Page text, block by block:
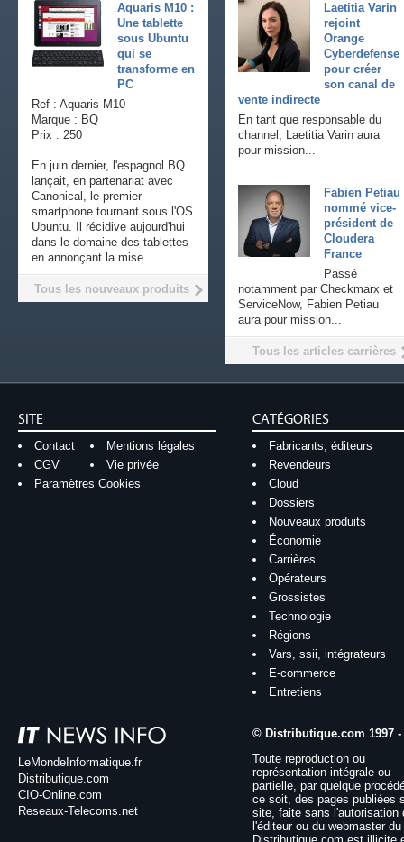
Laetitia Varin
rejoint
Orange
Cyberdefense
pour créer
son canal de
vente indirecte
En tant que responsable du
channel, Laetitia Varin aura
pour mission...
Fabien Petiau
nommé vice-
président de
Cloudera
France
Passé
notamment par Checkmarx et
ServiceNow, Fabien Petiau
aura pour mission...
Tous les articles carrières
Aquaris M10 :
Une tablette
sous Ubuntu
qui se
transforme en
PC
Ref : Aquaris M10
Marque : BQ
Prix : 250
En juin dernier, l'espagnol BQ
lançait, en partenariat avec
Canonical, le premier
smartphone tournant sous l'OS
Ubuntu. Il récidive aujourd'hui
dans le domaine des tablettes
en annonçant la mise...
Tous les nouveaux produits
SITE
Contact
Mentions légales
CGV
Vie privée
Paramètres Cookies
CATÉGORIES
Fabricants, éditeurs
Revendeurs
Cloud
Dossiers
Nouveaux produits
Économie
Carrières
Opérateurs
Grossistes
Technologie
Régions
Vars, ssii, intégrateurs
E-commerce
Entretiens
LeMondeInformatique.fr
Distributique.com
CIO-Online.com
Reseaux-Telecoms.net
© Distributique.com 1997 -
Toute reproduction ou
représentation intégrale ou
partielle, par quelque
ce soit, des pages publiées
site, faite sans l'autorisation
l'éditeur ou du webmaster